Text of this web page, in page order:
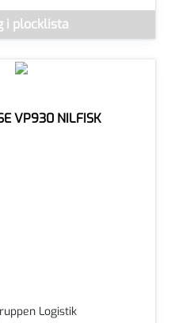
beställa via webben just nu,
i plocklista
VP930 NILFISK
Logistik